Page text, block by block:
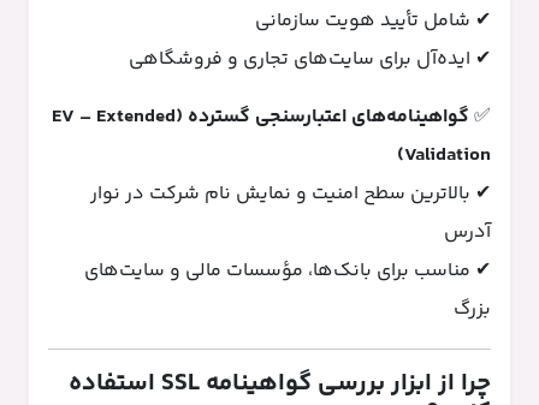
✔ شامل تأیید هویت سازمانی
✔ ایده‌آل برای سایت‌های تجاری و فروشگاهی
✅
گواهینامه‌های اعتبارسنجی گسترده (EV – Extended
Validation)
✔ بالاترین سطح امنیت و نمایش نام شرکت در نوار
آدرس
✔ مناسب برای بانک‌ها، مؤسسات مالی و سایت‌های
بزرگ
چرا از ابزار بررسی گواهینامه SSL استفاده